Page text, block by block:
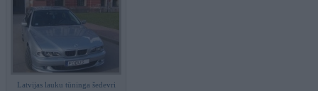
Latvijas lauku tūninga šedevri